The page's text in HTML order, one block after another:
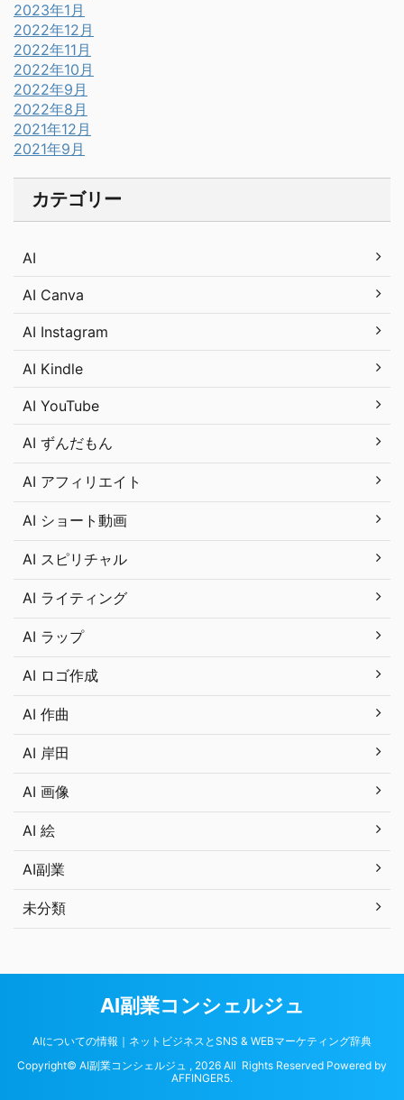
2023年1月
2022年12月
2022年11月
2022年10月
2022年9月
2022年8月
2021年12月
2021年9月
カテゴリー
AI
AI Canva
AI Instagram
AI Kindle
AI YouTube
AI ずんだもん
AI アフィリエイト
AI ショート動画
AI スピリチャル
AI ライティング
AI ラップ
AI ロゴ作成
AI 作曲
AI 岸田
AI 画像
AI 絵
AI副業
未分類
AI副業コンシェルジュ
AIについての情報｜ネットビジネスとSNS & WEBマーケティング辞典
Copyright© AI副業コンシェルジュ , 2026 All Rights Reserved Powered by
AFFINGER5.